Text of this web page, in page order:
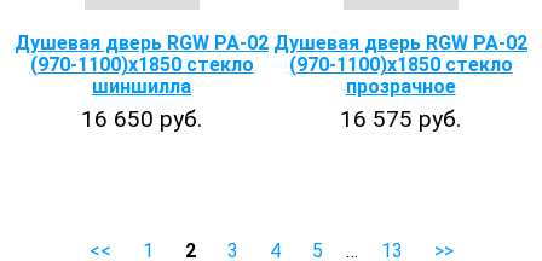
Душевая дверь RGW PA-02
(970-1100)x1850 стекло
шиншилла
16 650 руб.
Душевая дверь RGW PA-02
(970-1100)x1850 стекло
прозрачное
16 575 руб.
<< 1 2 3 4 5 … 13 >>